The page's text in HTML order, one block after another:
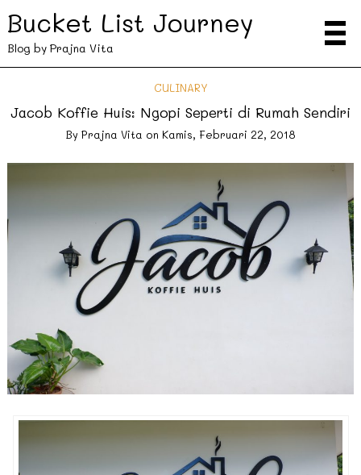
Bucket List Journey
Blog by Prajna Vita
CULINARY
Jacob Koffie Huis: Ngopi Seperti di Rumah Sendiri
By Prajna Vita on Kamis, Februari 22, 2018